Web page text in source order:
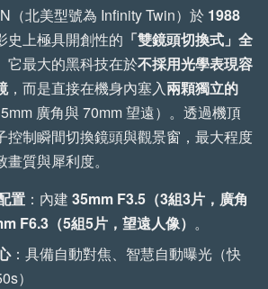
背帶 加購優惠
瀏覽全部
（北美型號為 Infinity Twin）於 1988
史上極具開創性的 「雙鏡頭切換式」全
它最大的黑科技在於不採用光學表現容
，而是直接在機身內塞入兩顆獨立的
廣角與 70mm 望遠）。透過機頂
控制瞬間切換鏡頭與觀景窗，最大程度
質與犀利度。
置 ：內建 35mm F3.5（3組3片，廣角
F6.3（5組5片，望遠人像） 。
：具備自動對焦、智慧自動曝光（快
）